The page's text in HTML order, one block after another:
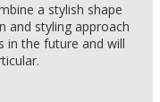
a stylish shape
and styling approach
in the future and will